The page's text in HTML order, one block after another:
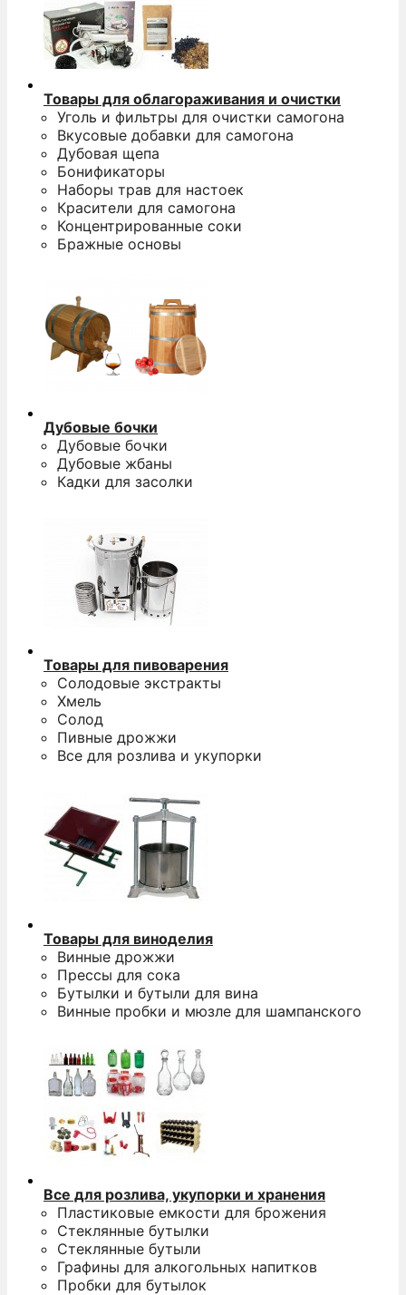
Товары для облагораживания и очистки
Уголь и фильтры для очистки самогона
Вкусовые добавки для самогона
Дубовая щепа
Бонификаторы
Наборы трав для настоек
Красители для самогона
Концентрированные соки
Бражные основы
Дубовые бочки
Дубовые бочки
Дубовые жбаны
Кадки для засолки
Товары для пивоварения
Солодовые экстракты
Хмель
Солод
Пивные дрожжи
Все для розлива и укупорки
Товары для виноделия
Винные дрожжи
Прессы для сока
Бутылки и бутыли для вина
Винные пробки и мюзле для шампанского
Все для розлива, укупорки и хранения
Пластиковые емкости для брожения
Стеклянные бутылки
Стеклянные бутыли
Графины для алкогольных напитков
Пробки для бутылок